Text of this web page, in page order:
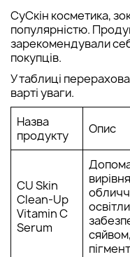
СуСкін косметика,
популярністю.
зарекомендували
покупців.
У таблиці
варті уваги.
Назва
продукту
Опис
CU Skin
Clean-Up
Vitamin C
Serum